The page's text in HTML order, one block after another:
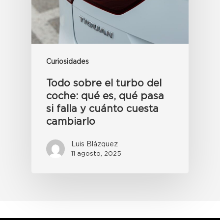
Curiosidades
Todo sobre el turbo del
coche: qué es, qué pasa
si falla y cuánto cuesta
cambiarlo
Luis Blázquez
11 agosto, 2025